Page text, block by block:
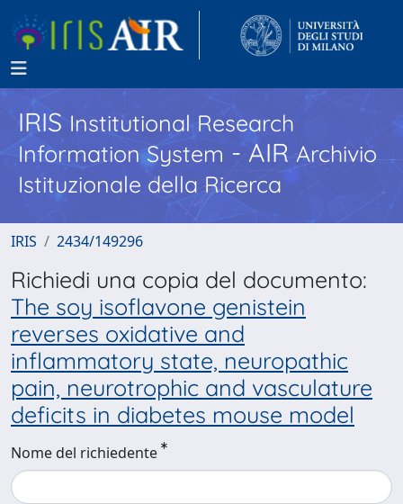
IRISInstitutional Research
Information System - AIR Archivio
Istituzionale della Ricerca
IRIS 2434/149296
Richiedi una copia del documento:
The soy isoflavone genistein
reverses oxidative and
inflammatory state, neuropathic
pain, neurotrophic and vasculature
deficits in diabetes mouse model
Nome del richiedente